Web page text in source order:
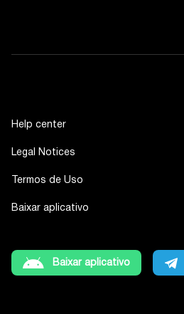
Help center
Legal Notices
Termos de Uso
Baixar aplicativo
Baixar aplicativo